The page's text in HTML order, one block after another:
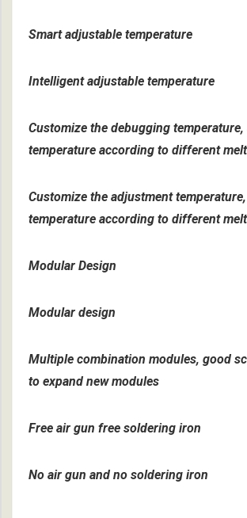
Smart adjustable temperature
Intelligent adjustable temperature
Customize the debugging
temperature according to different
Customize the adjustment
temperature according to different
Modular Design
Modular design
Multiple combination modules, good
to expand new modules
Free air gun free soldering iron
No air gun and no soldering iron